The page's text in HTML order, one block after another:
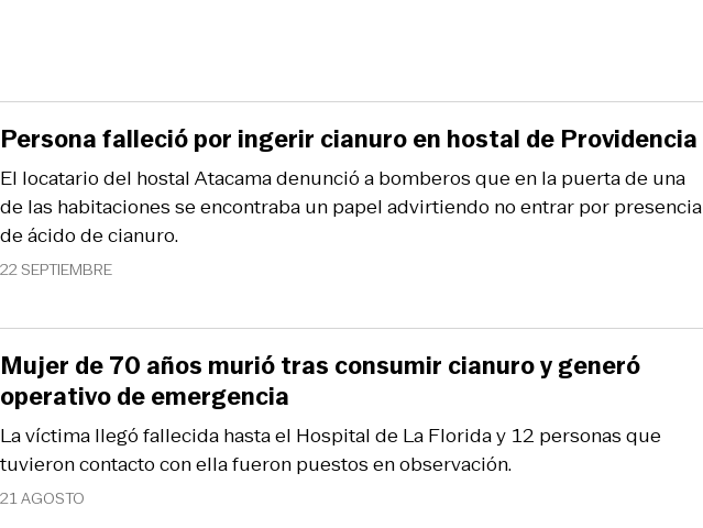
22 SEPTIEMBRE
El locatario del hostal Atacama denunció a bomberos que en la puerta de una
de las habitaciones se encontraba un papel advirtiendo no entrar por presencia
de ácido de cianuro.
Persona falleció por ingerir cianuro en hostal de Providencia
21 AGOSTO
La víctima llegó fallecida hasta el Hospital de La Florida y 12 personas que
tuvieron contacto con ella fueron puestos en observación.
Mujer de 70 años murió tras consumir cianuro y generó
operativo de emergencia